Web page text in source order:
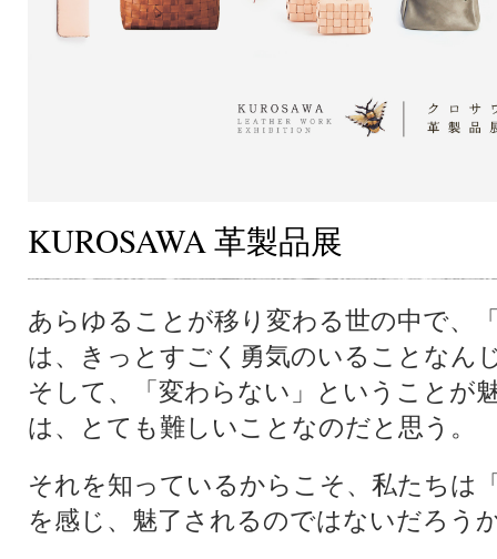
KUROSAWA 革製品展
あらゆることが移り変わる世の中で、
は、きっとすごく勇気のいることなん
そして、「変わらない」ということが
は、とても難しいことなのだと思う。
それを知っているからこそ、私たちは
を感じ、魅了されるのではないだろう